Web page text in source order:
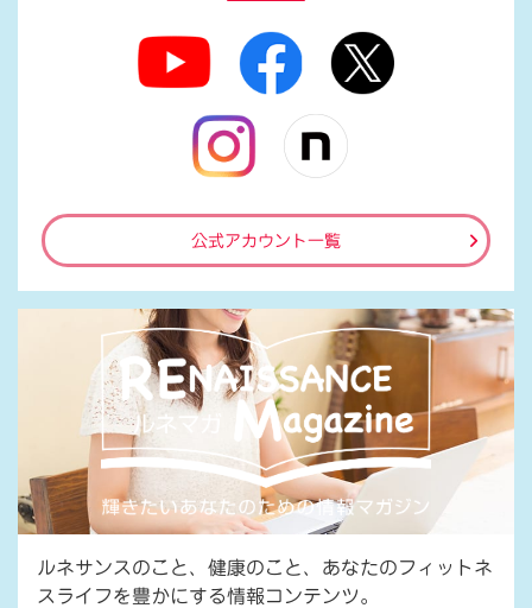
公式アカウント一覧
ルネサンスのこと、健康のこと、あなたのフィットネ
スライフを豊かにする情報コンテンツ。